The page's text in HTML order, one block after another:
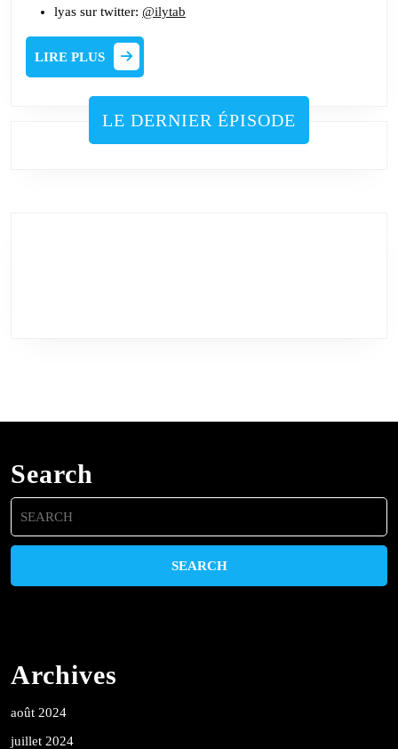
lyas sur twitter: @ilytab
LIRE PLUS
PLUS
LE DERNIER ÉPISODE
Search
Search
for:
Archives
août 2024
juillet 2024